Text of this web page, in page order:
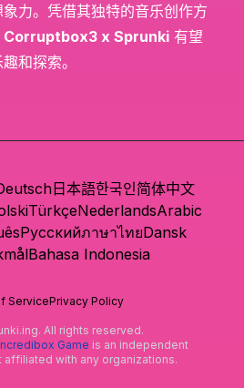
力。凭借其独特的音乐创作方
Corruptbox3 x Sprunki 有望
和探索。
日本語한국인简体中文
TürkçeNederlandsArabic
РусскийภาษาไทยDansk
Bahasa Indonesia
ServicePrivacy Policy
All rights reserved.
Game is an independent
with any organizations.